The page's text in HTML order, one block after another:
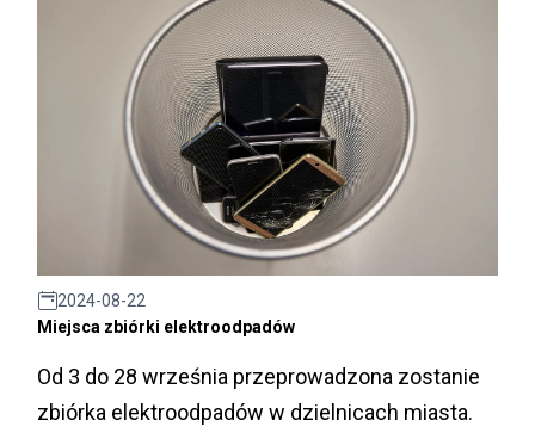
2024-08-22
Miejsca zbiórki elektroodpadów
Od 3 do 28 września przeprowadzona zostanie
zbiórka elektroodpadów w dzielnicach miasta.